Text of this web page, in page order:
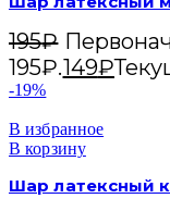
195₽
195₽.149₽
-19%
В избранное
В корзину
Шар латексный